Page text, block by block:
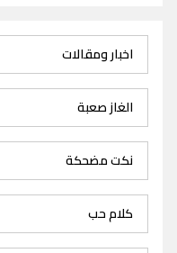
اخبار ومقالات
الغاز صعبة
نكت مضحكة
كلام حب